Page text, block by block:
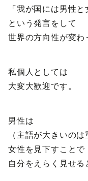
「我が国には男性と
という発言をして
世界の方向性が変わ
私個人としては
大変大歓迎です。
男性は
（主語が大きいのは
女性を見下すことで
自分をえらく見せる